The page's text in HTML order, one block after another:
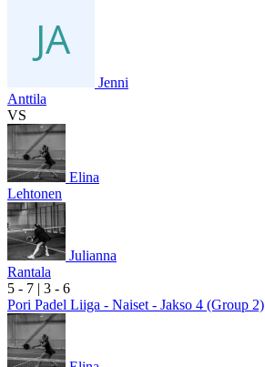
Jenni
Anttila
VS
Elina
Lehtonen
Julianna
Rantala
5 - 7 | 3 - 6
Pori Padel Liiga - Naiset - Jakso 4 (Group 2)